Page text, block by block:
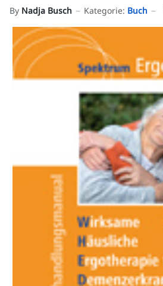
By Nadja Busch Kategorie: Buch